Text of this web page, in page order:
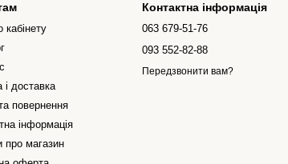
кабінету
доставка
повернення
інформація
про магазин
Контактна інформація
063 679-51-76
093 552-82-88
Передзвонити вам?